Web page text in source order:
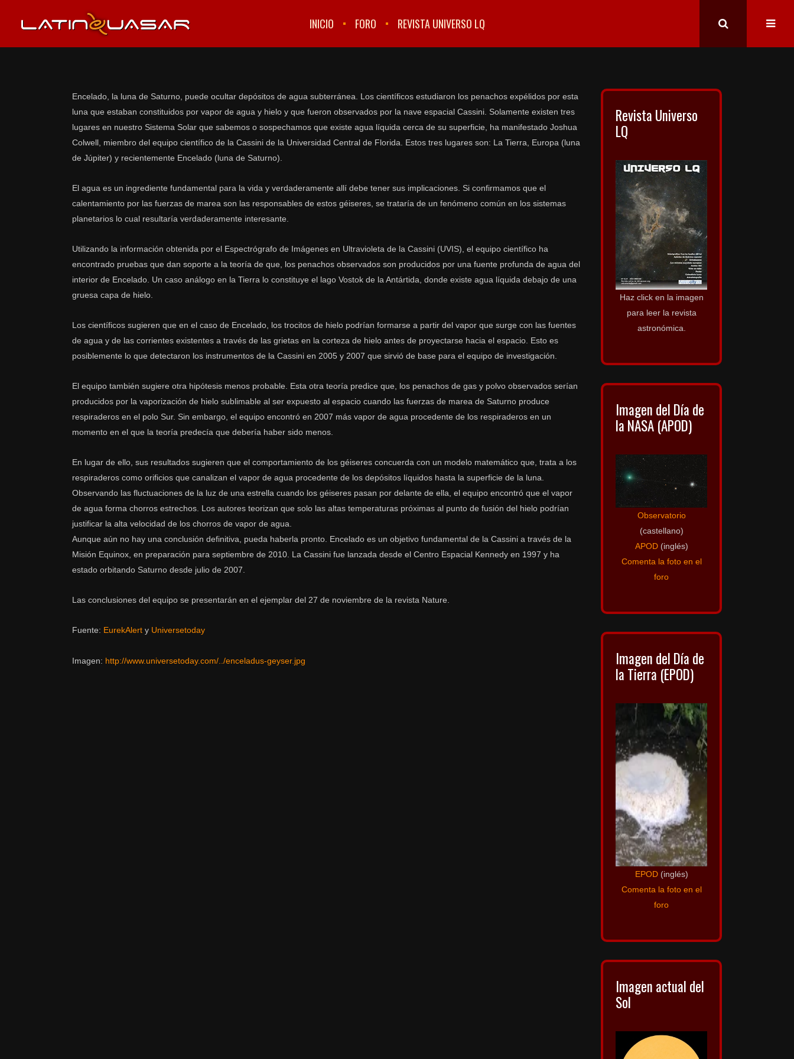
INICIO FORO REVISTA UNIVERSO LQ
Encelado, la luna de Saturno, puede ocultar depósitos de agua subterránea. Los científicos estudiaron los penachos expélidos por esta
luna que estaban constituidos por vapor de agua y hielo y que fueron observados por la nave espacial Cassini. Solamente existen tres
lugares en nuestro Sistema Solar que sabemos o sospechamos que existe agua líquida cerca de su superficie, ha manifestado Joshua
Colwell, miembro del equipo científico de la Cassini de la Universidad Central de Florida. Estos tres lugares son: La Tierra, Europa (luna
de Júpiter) y recientemente Encelado (luna de Saturno).
El agua es un ingrediente fundamental para la vida y verdaderamente allí debe tener sus implicaciones. Si confirmamos que el
calentamiento por las fuerzas de marea son las responsables de estos géiseres, se trataría de un fenómeno común en los sistemas
planetarios lo cual resultaría verdaderamente interesante.
Utilizando la información obtenida por el Espectrógrafo de Imágenes en Ultravioleta de la Cassini (UVIS), el equipo científico ha
encontrado pruebas que dan soporte a la teoría de que, los penachos observados son producidos por una fuente profunda de agua del
interior de Encelado. Un caso análogo en la Tierra lo constituye el lago Vostok de la Antártida, donde existe agua líquida debajo de una
gruesa capa de hielo.
Los científicos sugieren que en el caso de Encelado, los trocitos de hielo podrían formarse a partir del vapor que surge con las fuentes
de agua y de las corrientes existentes a través de las grietas en la corteza de hielo antes de proyectarse hacia el espacio. Esto es
posiblemente lo que detectaron los instrumentos de la Cassini en 2005 y 2007 que sirvió de base para el equipo de investigación.
El equipo también sugiere otra hipótesis menos probable. Esta otra teoría predice que, los penachos de gas y polvo observados serían
producidos por la vaporización de hielo sublimable al ser expuesto al espacio cuando las fuerzas de marea de Saturno produce
respiraderos en el polo Sur. Sin embargo, el equipo encontró en 2007 más vapor de agua procedente de los respiraderos en un
momento en el que la teoría predecía que debería haber sido menos.
En lugar de ello, sus resultados sugieren que el comportamiento de los géiseres concuerda con un modelo matemático que, trata a los
respiraderos como orificios que canalizan el vapor de agua procedente de los depósitos líquidos hasta la superficie de la luna.
Observando las fluctuaciones de la luz de una estrella cuando los géiseres pasan por delante de ella, el equipo encontró que el vapor
de agua forma chorros estrechos. Los autores teorizan que solo las altas temperaturas próximas al punto de fusión del hielo podrían
justificar la alta velocidad de los chorros de vapor de agua.
Aunque aún no hay una conclusión definitiva, pueda haberla pronto. Encelado es un objetivo fundamental de la Cassini a través de la
Misión Equinox, en preparación para septiembre de 2010. La Cassini fue lanzada desde el Centro Espacial Kennedy en 1997 y ha
estado orbitando Saturno desde julio de 2007.
Las conclusiones del equipo se presentarán en el ejemplar del 27 de noviembre de la revista Nature.
Fuente: EurekAlert y Universetoday
Imagen: http://www.universetoday.com/../enceladus-geyser.jpg
Revista Universo
LQ
Haz click en la imagen
para leer la revista
astronómica.
Imagen del Día de
la NASA (APOD)
Observatorio
(castellano)
APOD(inglés)
Comenta la foto en el
foro
Imagen del Día de
la Tierra (EPOD)
EPOD (inglés)
Comenta la foto en el
foro
Imagen actual del
Sol